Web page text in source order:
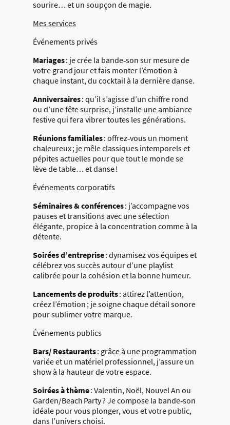
sourire… et un soupçon de magie.
Mes services
Événements privés
Mariages: je crée la bande‑son sur mesure de
votre grand jour et fais monter l’émotion à
chaque instant, du cocktail à la dernière danse.
Anniversaires: qu’il s’agisse d’un chiffre rond
ou d’une fête surprise, j’installe une ambiance
festive qui fera vibrer toutes les générations.
Réunions familiales: offrez‑vous un moment
chaleureux ; je mêle classiques intemporels et
pépites actuelles pour que tout le monde se
lève de table… et danse !
Événements corporatifs
Séminaires & conférences: j’accompagne vos
pauses et transitions avec une sélection
élégante, propice à la concentration comme à la
détente.
Soirées d’entreprise: dynamisez vos équipes et
célébrez vos succès autour d’une playlist
calibrée pour la cohésion et la bonne humeur.
Lancements de produits: attirez l’attention,
créez l’émotion ; je soigne chaque détail sonore
pour sublimer votre marque.
Événements publics
Bars/ Restaurants: grâce à une programmation
variée et un matériel professionnel, j’assure un
show à la hauteur de votre espace.
Soirées à thème: Valentin, Noël, Nouvel An ou
Garden/Beach Party ? Je compose la bande‑son
idéale pour vous plonger, vous et votre public,
dans l’univers choisi.